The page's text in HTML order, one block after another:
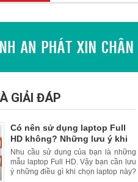
GIẢI ĐÁP
Có nên sử dụng laptop Full
HD không? Những lưu ý khi
lựa chọn?
Nhu cầu sử dụng của bạn là những
mẫu laptop Full HD. Vậy bạn cần lưu
ý những điều gì khi chọn laptop này?